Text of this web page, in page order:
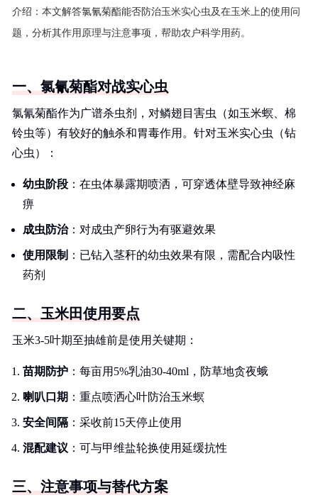
介绍： 本文解答氯氰菊酯能否防治玉米实心虫及在玉米上的使用问
题，分析其作用原理与注意事项，帮助农户科学用药。
一、氯氰菊酯对战实心虫
氯氰菊酯作为广谱杀虫剂，对鳞翅目害虫（如玉米螟、棉
铃虫等）有较好的触杀和胃毒作用。针对玉米实心虫（钻
心虫）：
幼虫阶段 ：在虫体暴露期喷洒，可穿透体壁导致神经麻
痹
成虫防治：对成虫产卵行为有驱避效果
使用限制 ：已钻入茎秆的幼虫效果有限，需配合内吸性
药剂
二、玉米田使用要点
玉米3-5叶期至抽雄前是使用关键期：
苗期防护 ：每亩用5%乳油30-40ml，防草地贪夜蛾
喇叭口期 ：重点喷洒心叶防治玉米螟
安全间隔 ：采收前15天停止使用
混配建议 ：可与甲维盐轮换使用延缓抗性
三、注意事项与替代方案